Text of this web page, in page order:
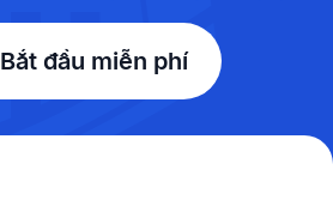
Bắt đầu miễn phí